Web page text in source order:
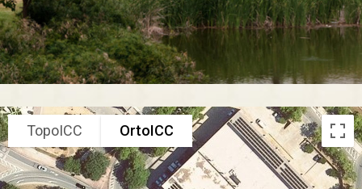
TopoICC OrtoICC